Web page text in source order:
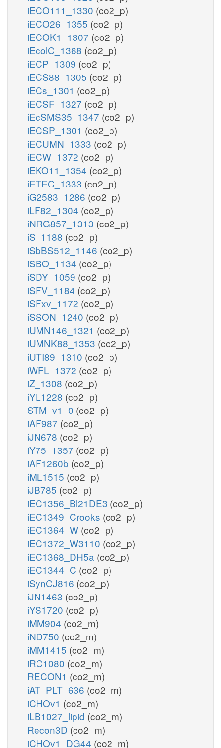
iECO111_1330 (co2_p)
iECO26_1355 (co2_p)
iECOK1_1307 (co2_p)
iEcolC_1368 (co2_p)
iECP_1309 (co2_p)
iECS88_1305 (co2_p)
iECs_1301 (co2_p)
iECSF_1327 (co2_p)
iEcSMS35_1347 (co2_p)
iECSP_1301 (co2_p)
iECUMN_1333 (co2_p)
iECW_1372 (co2_p)
iEKO11_1354 (co2_p)
iETEC_1333 (co2_p)
iG2583_1286 (co2_p)
iLF82_1304 (co2_p)
iNRG857_1313 (co2_p)
iS_1188 (co2_p)
iSbBS512_1146 (co2_p)
iSBO_1134 (co2_p)
iSDY_1059 (co2_p)
iSFV_1184 (co2_p)
iSFxv_1172 (co2_p)
iSSON_1240 (co2_p)
iUMN146_1321 (co2_p)
iUMNK88_1353 (co2_p)
iUTI89_1310 (co2_p)
iWFL_1372 (co2_p)
iZ_1308 (co2_p)
iYL1228 (co2_p)
STM_v1_0 (co2_p)
iAF987 (co2_p)
iJN678 (co2_p)
iY75_1357 (co2_p)
iAF1260b (co2_p)
iML1515 (co2_p)
iJB785 (co2_p)
iEC1356_Bl21DE3 (co2_p)
iEC1349_Crooks (co2_p)
iEC1364_W (co2_p)
iEC1372_W3110 (co2_p)
iEC1368_DH5a (co2_p)
iEC1344_C (co2_p)
iSynCJ816 (co2_p)
iJN1463 (co2_p)
iYS1720 (co2_p)
iMM904 (co2_m)
iND750 (co2_m)
iMM1415 (co2_m)
iRC1080 (co2_m)
RECON1 (co2_m)
iAT_PLT_636 (co2_m)
iCHOv1 (co2_m)
iLB1027_lipid (co2_m)
Recon3D (co2_m)
iCHOv1_DG44 (co2_m)